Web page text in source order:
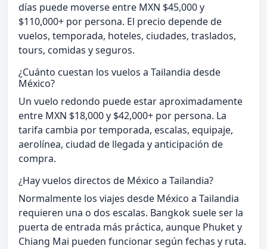
días puede moverse entre MXN $45,000 y
$110,000+ por persona. El precio depende de
vuelos, temporada, hoteles, ciudades, traslados,
tours, comidas y seguros.
¿Cuánto cuestan los vuelos a Tailandia desde
México?
Un vuelo redondo puede estar aproximadamente
entre MXN $18,000 y $42,000+ por persona. La
tarifa cambia por temporada, escalas, equipaje,
aerolínea, ciudad de llegada y anticipación de
compra.
¿Hay vuelos directos de México a Tailandia?
Normalmente los viajes desde México a Tailandia
requieren una o dos escalas. Bangkok suele ser la
puerta de entrada más práctica, aunque Phuket y
Chiang Mai pueden funcionar según fechas y ruta.